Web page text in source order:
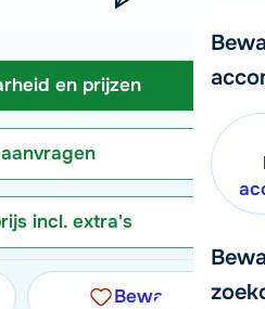
en prijzen
incl. extra's
Bewaren